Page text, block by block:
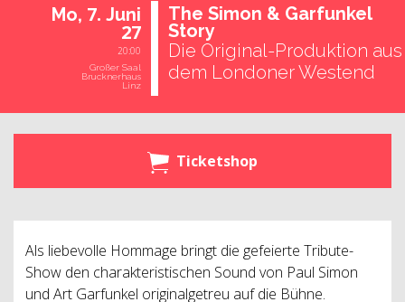
Mo, 7. Juni
27
20:00
Großer Saal
Brucknerhaus
Linz
The Simon & Gar­fun­kel
Story
Die Original-Produktion aus
dem Londoner Westend
Ticketshop
Als liebevolle Hommage bringt die gefeierte Tribute-
Show den charakteristischen Sound von Paul Simon
und Art Garfunkel originalgetreu auf die Bühne.